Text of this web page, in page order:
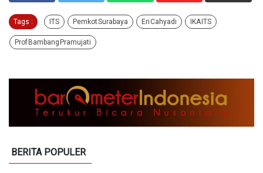
Tags : ITS Pemkot Surabaya Eri Cahyadi IKA ITS
Prof Bambang Pramujati
BERITA POPULER